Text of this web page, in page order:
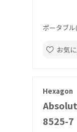
ポータブ
お気
Hexagon
8525-7